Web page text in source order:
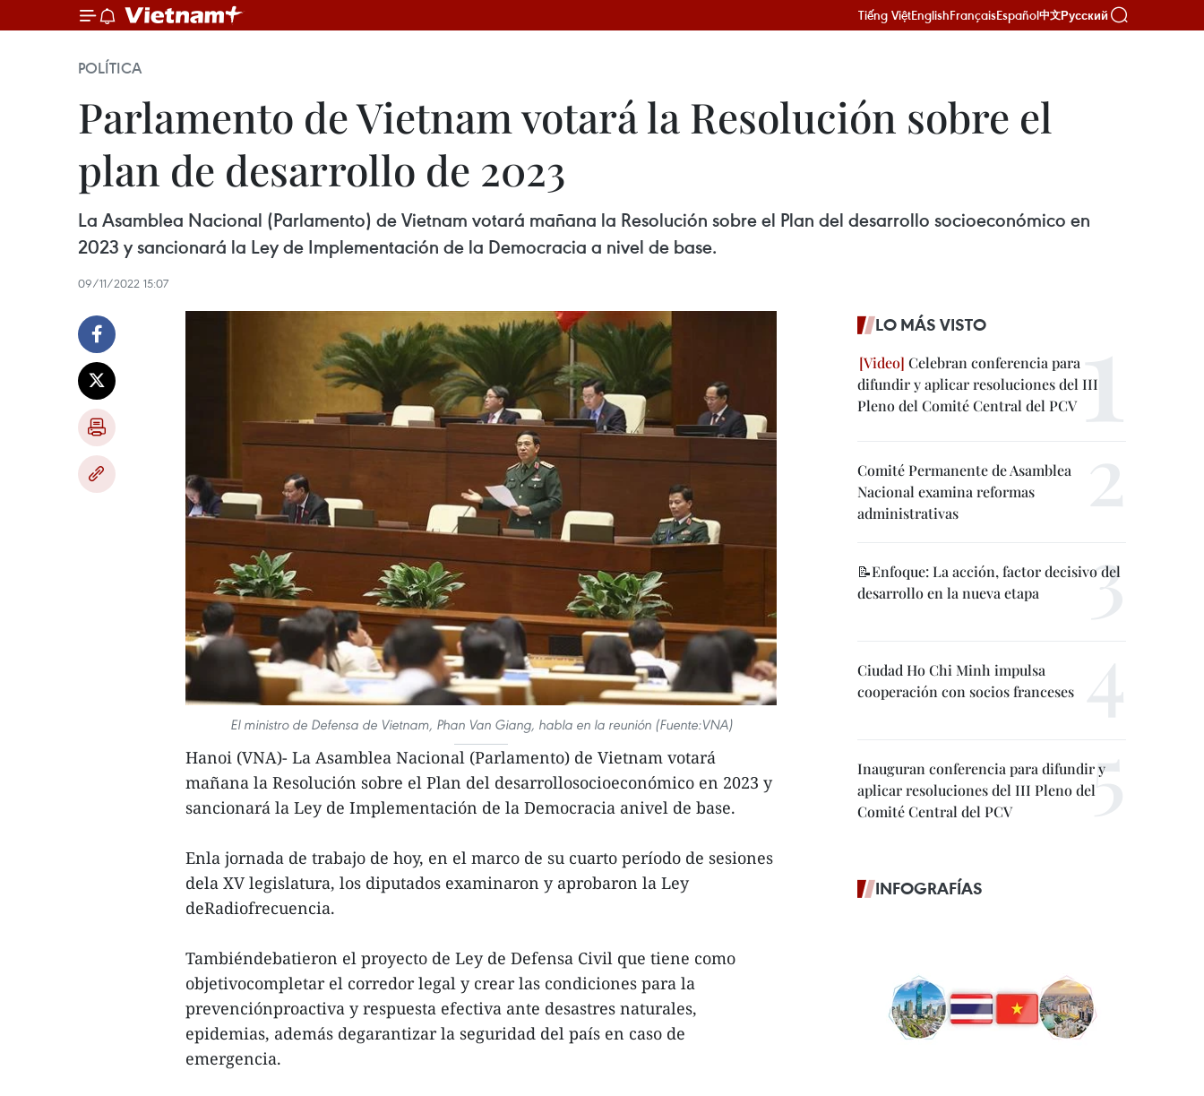
Tiếng ViệtEnglishFrançaisEspañol中文Русский
POLÍTICA
Parlamento de Vietnam votará la Resolución sobre el
plan de desarrollo de 2023
La Asamblea Nacional (Parlamento) de Vietnam votará mañana la Resolución sobre el Plan del desarrollo socioeconómico en
2023 y sancionará la Ley de Implementación de la Democracia a nivel de base.
09/11/2022 15:07
El ministro de Defensa de Vietnam, Phan Van Giang, habla en la reunión (Fuente:VNA)
Hanoi (VNA)- La Asamblea Nacional (Parlamento) de Vietnam votará
mañana la Resolución sobre el Plan del desarrollosocioeconómico en 2023 y
sancionará la Ley de Implementación de la Democracia anivel de base.
Enla jornada de trabajo de hoy, en el marco de su cuarto período de sesiones
dela XV legislatura, los diputados examinaron y aprobaron la Ley
deRadiofrecuencia.
Tambiéndebatieron el proyecto de Ley de Defensa Civil que tiene como
objetivocompletar el corredor legal y crear las condiciones para la
prevenciónproactiva y respuesta efectiva ante desastres naturales,
epidemias, además degarantizar la seguridad del país en caso de
emergencia.
LO MÁS VISTO
Celebran conferencia para
difundir y aplicar resoluciones del III
Pleno del Comité Central del PCV
Comité Permanente de Asamblea
Nacional examina reformas
administrativas
📝Enfoque: La acción, factor decisivo del
desarrollo en la nueva etapa
Ciudad Ho Chi Minh impulsa
cooperación con socios franceses
Inauguran conferencia para difundir y
aplicar resoluciones del III Pleno del
Comité Central del PCV
INFOGRAFÍAS